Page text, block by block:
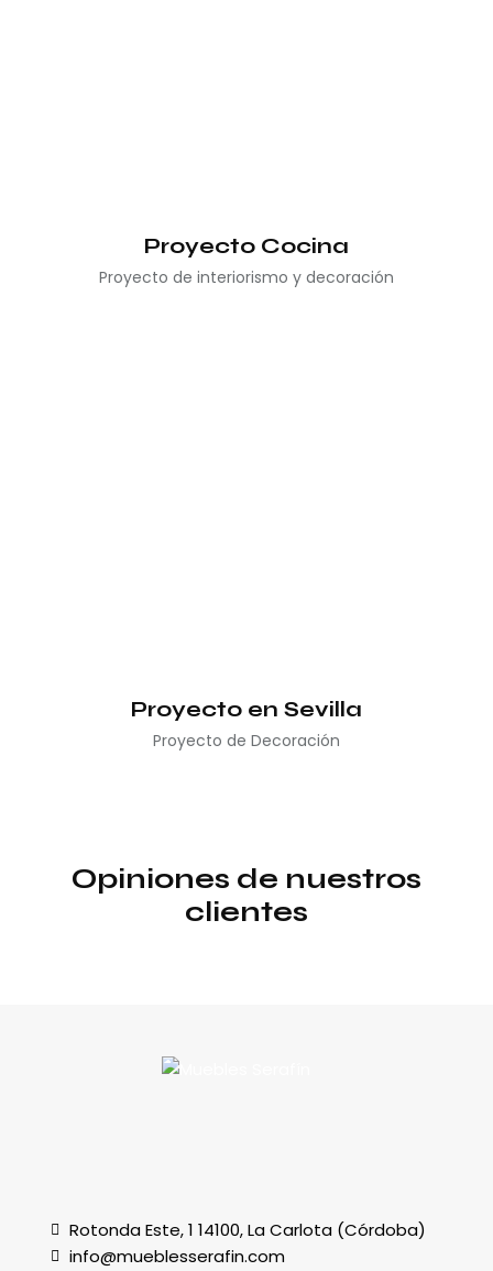
Proyecto Cocina
Proyecto de interiorismo y decoración
Proyecto en Sevilla
Proyecto de Decoración
Opiniones de nuestros
clientes
Rotonda Este, 1 14100, La Carlota (Córdoba)
info@mueblesserafin.com